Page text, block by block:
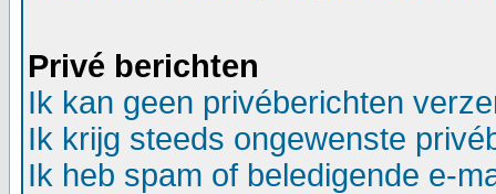
Privé berichten
Ik kan geen privéberichten
Ik krijg steeds ongewenste
Ik heb spam of beledigende e-